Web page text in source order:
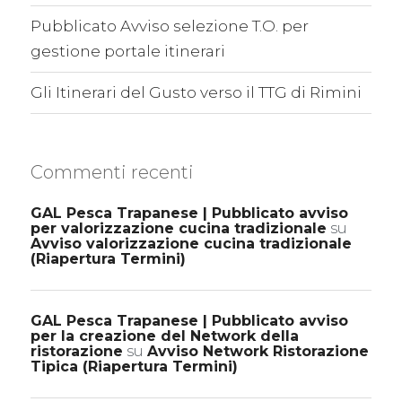
Pubblicato Avviso selezione T.O. per
gestione portale itinerari
Gli Itinerari del Gusto verso il TTG di Rimini
Commenti recenti
GAL Pesca Trapanese | Pubblicato avviso
per valorizzazione cucina tradizionale su
Avviso valorizzazione cucina tradizionale
(Riapertura Termini)
GAL Pesca Trapanese | Pubblicato avviso
per la creazione del Network della
ristorazione su Avviso Network Ristorazione
Tipica (Riapertura Termini)